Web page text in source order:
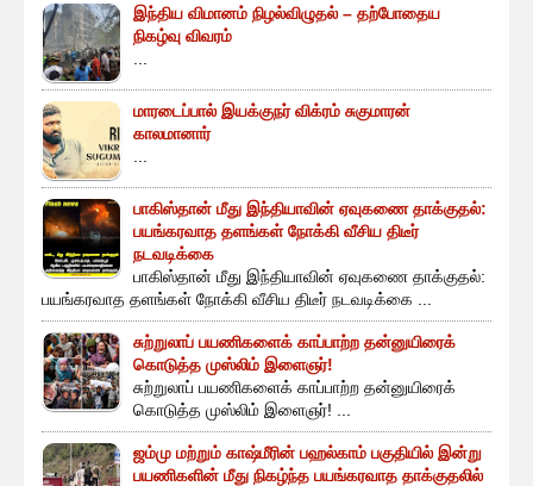
இந்திய விமானம் நிழல்விழுதல் – தற்போதைய
நிகழ்வு விவரம்
மாரடைப்பால் இயக்குநர் விக்ரம் சுகுமாரன்
காலமானார்
பாகிஸ்தான் மீது இந்தியாவின் ஏவுகணை தாக்குதல்:
பயங்கரவாத தளங்கள் நோக்கி வீசிய திடீர்
நடவடிக்கை
பாகிஸ்தான் மீது இந்தியாவின் ஏவுகணை தாக்குதல்:
பயங்கரவாத தளங்கள் நோக்கி வீசிய திடீர் நடவடிக்கை ...
சுற்றுலாப் பயணிகளைக் காப்பாற்ற தன்னுயிரைக்
கொடுத்த முஸ்லிம் இளைஞர்!
சுற்றுலாப் பயணிகளைக் காப்பாற்ற தன்னுயிரைக்
கொடுத்த முஸ்லிம் இளைஞர்! ...
ஜம்மு மற்றும் காஷ்மீரின் பஹல்காம் பகுதியில் இன்று
பயணிகளின் மீது நிகழ்ந்த பயங்கரவாத தாக்குதலில்